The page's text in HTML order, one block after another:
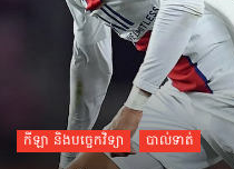
កីឡា និងបច្ចេកវិទ្យា បាល់ទាត់